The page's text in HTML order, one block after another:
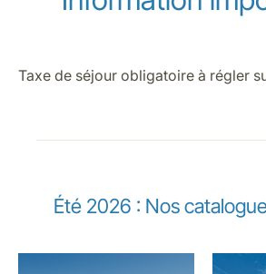
Taxe de séjour obligatoire à régler
Été 2026 : Nos